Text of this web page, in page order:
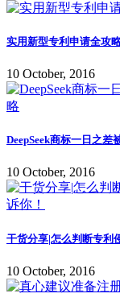
实用新型专利申请全攻
10 October, 2016
DeepSeek商标一日之
10 October, 2016
干货分享|怎么判断专利
10 October, 2016